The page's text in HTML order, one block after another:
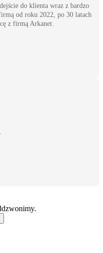
do klienta wraz z bardzo
od roku 2022, po 30 latach
z firmą Arkanet.